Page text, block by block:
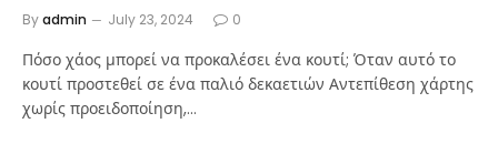
Byadmin July 23, 2024 0
Πόσο χάος μπορεί να προκαλέσει ένα κουτί; Όταν αυτό το
κουτί προστεθεί σε ένα παλιό δεκαετιών Αντεπίθεση χάρτης
χωρίς προειδοποίηση,…